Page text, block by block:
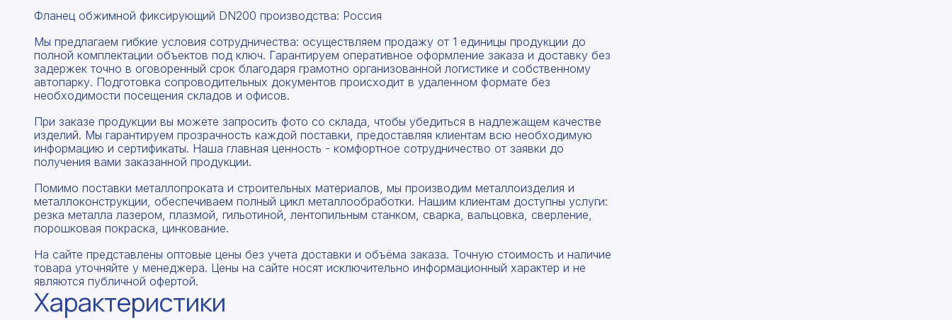
Фланец обжимной фиксирующий DN200 производства: Россия
Мы предлагаем гибкие условия сотрудничества: осуществляем продажу от 1 единицы продукции до
полной комплектации объектов под ключ. Гарантируем оперативное оформление заказа и доставку без
задержек точно в оговоренный срок благодаря грамотно организованной логистике и собственному
автопарку. Подготовка сопроводительных документов происходит в удаленном формате без
необходимости посещения складов и офисов.
При заказе продукции вы можете запросить фото со склада, чтобы убедиться в надлежащем качестве
изделий. Мы гарантируем прозрачность каждой поставки, предоставляя клиентам всю необходимую
информацию и сертификаты. Наша главная ценность - комфортное сотрудничество от заявки до
получения вами заказанной продукции.
Помимо поставки металлопроката и строительных материалов, мы производим металлоизделия и
металлоконструкции, обеспечиваем полный цикл металлообработки. Нашим клиентам доступны услуги:
резка металла лазером, плазмой, гильотиной, лентопильным станком, сварка, вальцовка, сверление,
порошковая покраска, цинкование.
На сайте представлены оптовые цены без учета доставки и объёма заказа. Точную стоимость и наличие
товара уточняйте у менеджера. Цены на сайте носят исключительно информационный характер и не
являются публичной офертой.
Характеристики